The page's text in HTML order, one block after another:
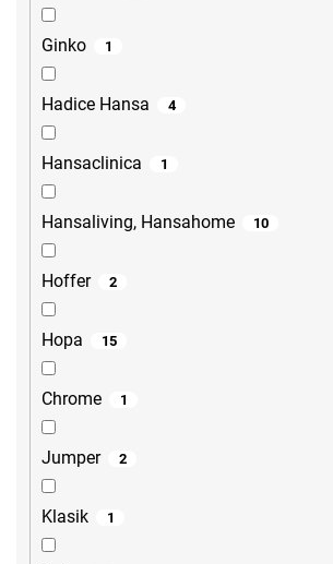
Ginko 1
Hadice Hansa 4
Hansaclinica 1
Hansaliving, Hansahome 10
Hoffer 2
Hopa 15
Chrome 1
Jumper 2
Klasik 1